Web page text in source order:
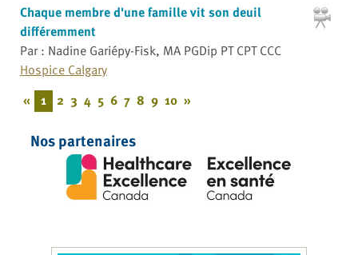
Chaque membre d'une famille vit son deuil
différemment
Par : Nadine Gariépy-Fisk, MA PGDip PT CPT CCC
Hospice Calgary
« 1 2 3 4 5 6 7 8 9 10 »
Nos partenaires